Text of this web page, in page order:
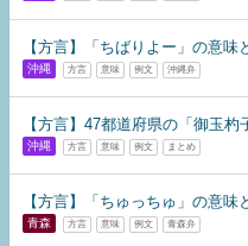
【方言】「ちばりよー」の意味
沖縄 方言 意味 例文 沖縄弁
【方言】47都道府県の「御玉
沖縄 方言 意味 例文 まとめ
【方言】「ちゅっちゅ」の意味
青森 方言 意味 例文 青森弁